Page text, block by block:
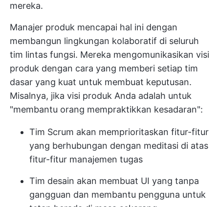
mereka.
Manajer produk mencapai hal ini dengan
membangun lingkungan kolaboratif di seluruh
tim lintas fungsi. Mereka mengomunikasikan visi
produk dengan cara yang memberi setiap tim
dasar yang kuat untuk membuat keputusan.
Misalnya, jika visi produk Anda adalah untuk
"membantu orang mempraktikkan kesadaran":
Tim Scrum akan memprioritaskan fitur-fitur
yang berhubungan dengan meditasi di atas
fitur-fitur manajemen tugas
Tim desain akan membuat UI yang tanpa
gangguan dan membantu pengguna untuk